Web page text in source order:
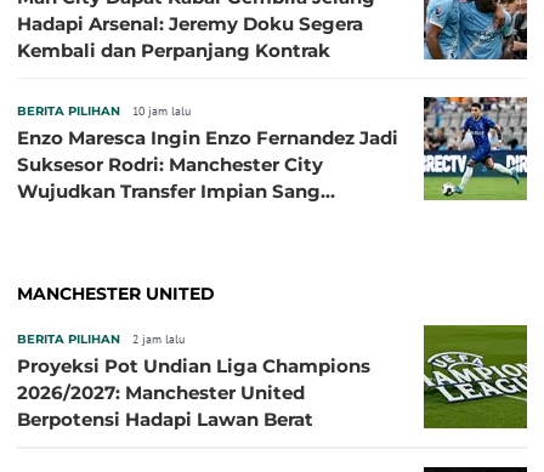
Hadapi Arsenal: Jeremy Doku Segera
Kembali dan Perpanjang Kontrak
BERITA PILIHAN 10 jam lalu
Enzo Maresca Ingin Enzo Fernandez Jadi
Suksesor Rodri: Manchester City
Wujudkan Transfer Impian Sang
MANCHESTER UNITED
BERITA PILIHAN 2 jam lalu
Proyeksi Pot Undian Liga Champions
2026/2027: Manchester United
Berpotensi Hadapi Lawan Berat